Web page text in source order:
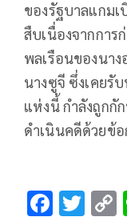
ของรัฐบาลแกม
สืบเนื่องจากการ
พลเรือนของนา
นางซูจี ซึ่งเคยรั
แห่งนี้ กำลังถูกกั
ดำเนินคดีด้วยข้
F T